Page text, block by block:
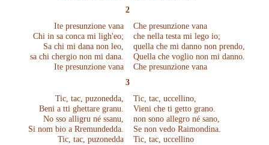
2
Ite presunzione vana
Chi in sa conca mi ligh'eo;
Sa chi mi dana non leo,
sa chi chergio non mi dana.
Ite presunzione vana
Che presunzione vana
che nella testa mi lego io;
quella che mi danno non prendo,
Quella che voglio non mi danno.
Che presunzione vana
3
Tic, tac, puzonedda,
Beni a tti ghettare granu.
No sso alligru né ssanu,
Si nom bio a Rremundedda.
Tic, tac, puzonedda
Tic, tac, uccellino,
Vieni che ti getto grano.
non sono allegro né sano,
Se non vedo Raimondina.
Tic, tac, uccellino